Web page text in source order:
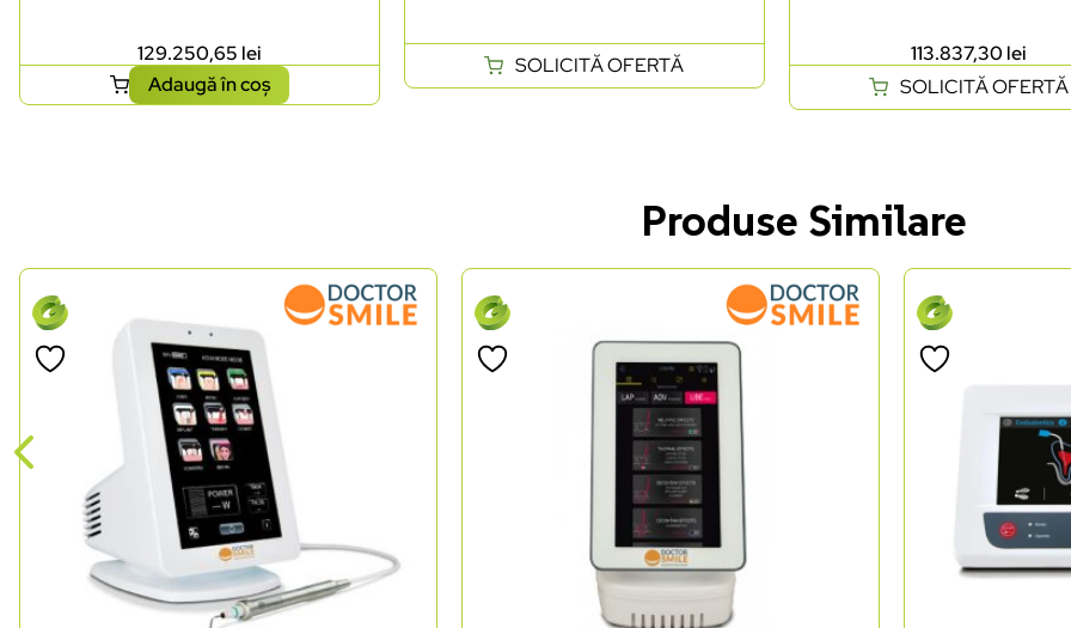
129.250,65 lei
Adaugă în coș
SOLICITĂ OFERTĂ 113.837,30 lei
SOLICITĂ OFERTĂ
Produse Similare